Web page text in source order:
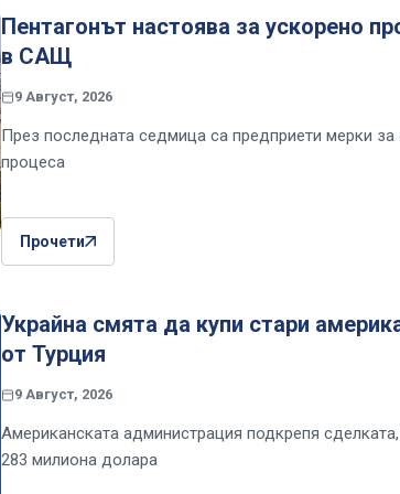
Пентагонът настоява за ускорено
в САЩ
9 Август, 2026
През последната седмица са предприети мерки за
процеса
Прочети
Украйна смята да купи стари
от Турция
9 Август, 2026
Американската администрация подкрепя
283 милиона долара